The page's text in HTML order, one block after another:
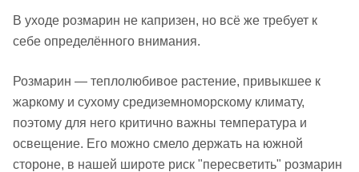
В уходе розмарин не капризен, но всё же требует к
себе определённого внимания.
Розмарин — теплолюбивое растение, привыкшее к
жаркому и сухому средиземноморскому климату,
поэтому для него критично важны температура и
освещение. Его можно смело держать на южной
стороне, в нашей широте риск "пересветить" розмарин